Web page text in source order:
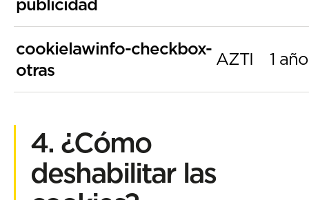
cookielawinfo-checkbox-
otras
AZTI 1 año
4. ¿Cómo
deshabilitar las